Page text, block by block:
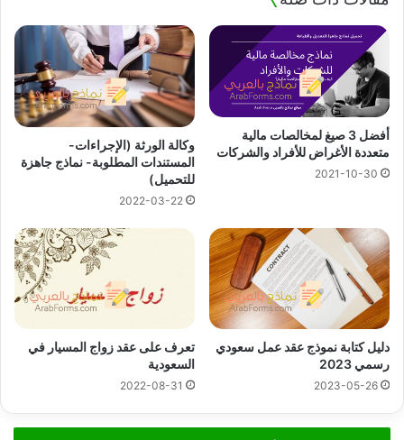
أفضل 3 صيغ لمخالصات مالية
متعددة الأغراض للأفراد والشركات
2021-10-30
وكالة الورثة (الإجراءات-
المستندات المطلوبة- نماذج جاهزة
للتحميل)
2022-03-22
دليل كتابة نموذج عقد عمل سعودي
رسمي 2023
2023-05-26
تعرف على عقد زواج المسيار في
السعودية
2022-08-31